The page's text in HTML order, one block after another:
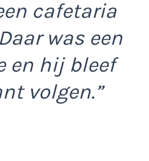
cafetaria
was een
en hij bleef
volgen.”